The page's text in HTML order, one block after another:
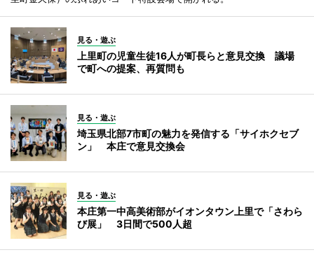
見る・遊ぶ
上里町の児童生徒16人が町長らと意見交換 議場
で町への提案、再質問も
見る・遊ぶ
埼玉県北部7市町の魅力を発信する「サイホクセブ
ン」 本庄で意見交換会
見る・遊ぶ
本庄第一中高美術部がイオンタウン上里で「さわら
び展」 3日間で500人超